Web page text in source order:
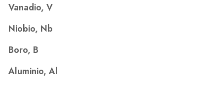
Vanadio, V
Niobio, Nb
Boro, B
Aluminio, Al